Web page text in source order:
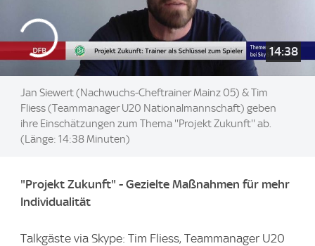
14:38
Jan Siewert (Nachwuchs-Cheftrainer Mainz 05) & Tim
Fliess (Teammanager U20 Nationalmannschaft) geben
ihre Einschätzungen zum Thema ''Projekt Zukunft'' ab.
(Länge: 14:38 Minuten)
"Projekt Zukunft" - Gezielte Maßnahmen für mehr
Individualität
Talkgäste via Skype: Tim Fliess, Teammanager U20